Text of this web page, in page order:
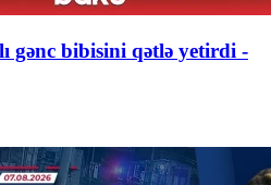
gənc bibisini qətlə yetirdi -